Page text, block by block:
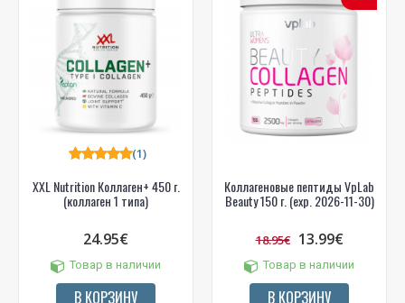
XXL Nutrition Коллаген+ 450 г.
(коллаген 1 типа)
(1)
24.95€
Товар в наличии
В КОРЗИНУ
Коллагеновые пептиды VpLab
Beauty 150 г. (exp. 2026-11-30)
18.95€ 13.99€
Товар в наличии
В КОРЗИНУ